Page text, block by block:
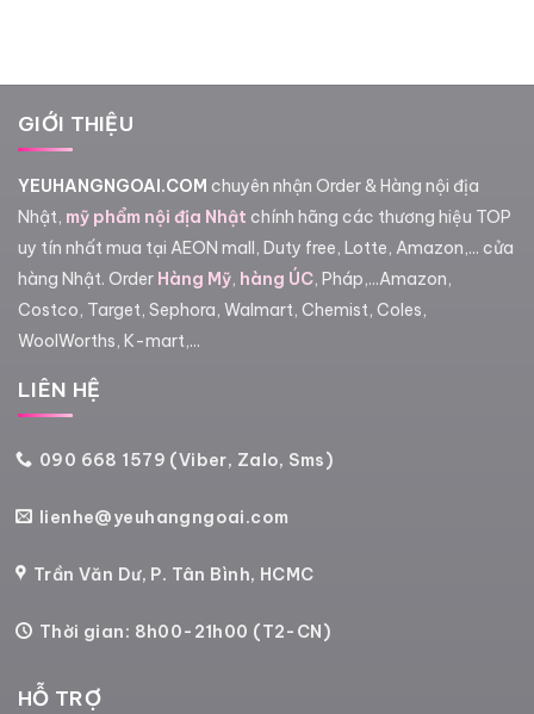
GIỚI THIỆU
YEUHANGNGOAI.COM chuyên nhận Order & Hàng nội địa
Nhật, mỹ phẩm nội địa Nhật chính hãng các thương hiệu TOP
uy tín nhất mua tại AEON mall, Duty free, Lotte, Amazon,... cửa
hàng Nhật. Order Hàng Mỹ, hàng ÚC, Pháp,...Amazon,
Costco, Target, Sephora, Walmart, Chemist, Coles,
WoolWorths, K-mart,...
LIÊN HỆ
090 668 1579 (Viber, Zalo, Sms)
lienhe@yeuhangngoai.com
Trần Văn Dư, P. Tân Bình, HCMC
Thời gian: 8h00-21h00 (T2-CN)
HỖ TRỢ